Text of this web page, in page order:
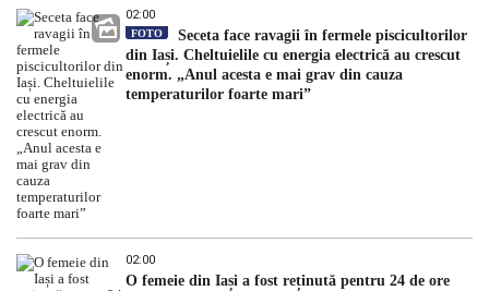
02:00
FOTO
Seceta face ravagii în fermele piscicultorilor
din Iași. Cheltuielile cu energia electrică au crescut
enorm. „Anul acesta e mai grav din cauza
temperaturilor foarte mari”
02:00
O femeie din Iași a fost reținută pentru 24 de ore